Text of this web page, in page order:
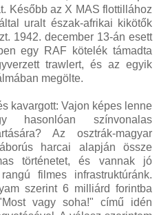
Később az X MAS flottillához
uralt észak-afrikai kikötők
1942. december 13-án esett
egy RAF kötelék támadta
trawlert, és az egyik
megölte.
kavargott: Vajon képes lenne
színvonalas
Az osztrák-magyar
harcai alapján össze
történetet, és vannak jó
filmes infrastruktúránk.
szerint 6 milliárd forintba
vagy soha!" című idén